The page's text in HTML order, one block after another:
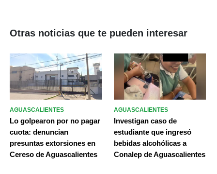
Otras noticias que te pueden interesar
AGUASCALIENTES
Lo golpearon por no pagar
cuota: denuncian
presuntas extorsiones en
Cereso de Aguascalientes
AGUASCALIENTES
Investigan caso de
estudiante que ingresó
bebidas alcohólicas a
Conalep de Aguascalientes